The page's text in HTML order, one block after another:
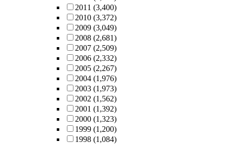
2011 (3,400)
2010 (3,372)
2009 (3,049)
2008 (2,681)
2007 (2,509)
2006 (2,332)
2005 (2,267)
2004 (1,976)
2003 (1,973)
2002 (1,562)
2001 (1,392)
2000 (1,323)
1999 (1,200)
1998 (1,084)